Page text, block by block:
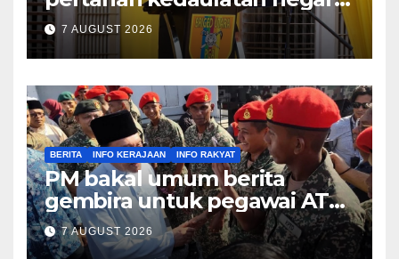
– KPN
7 AUGUST 2026
BERITA INFO KERAJAAN INFO RAKYAT
PM bakal umum berita
gembira untuk pegawai ATM,
PDRM pada Malam Ambang
Merdeka
7 AUGUST 2026